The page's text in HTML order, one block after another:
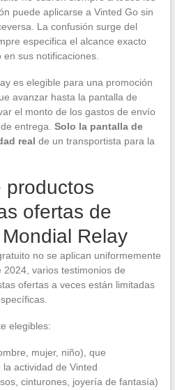
puede aplicarse a Vinted Go sin
La confusión surge del
especifica el alcance exacto
sus notificaciones.
es elegible para una promoción
avanzar hasta la pantalla de
el monto de los gastos de envío
entrega. Solo la pantalla de
real de un transportista para la
productos
ofertas de
Relay
no se aplican uniformemente
varios testimonios de
ofertas a veces están limitadas
elegibles:
mujer, niño), que
actividad de Vinted
cinturones, joyería de fantasía)